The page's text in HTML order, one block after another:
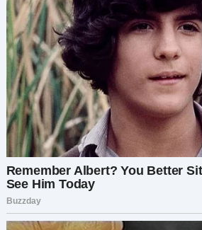
свекра. Меньше всего он был
умирающего. Сергей
мангала. В одной руке бокал, в
переворачивал шампура.
растерялась. Тут ее кто-то
локоть. Она обернулась. На
женщина. Ей было около
Незнакомка улыбалась и
доброту:
— Вы же Светлана, правда?
— Так и есть.
— Сережа показывал мне ваши
— Сережа?